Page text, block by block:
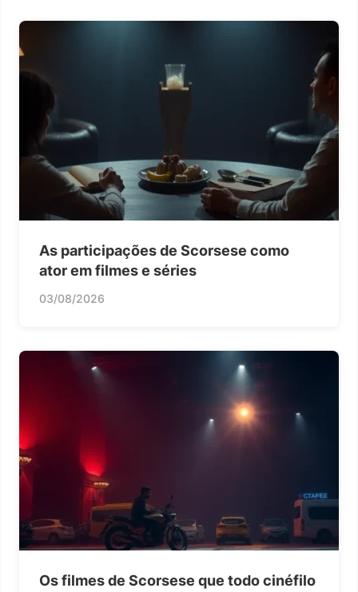
As participações de Scorsese como
ator em filmes e séries
03/08/2026
Os filmes de Scorsese que todo cinéfilo